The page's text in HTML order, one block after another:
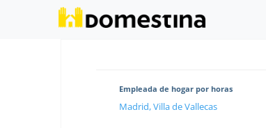
Empleada de hogar por horas
Madrid, Villa de Vallecas